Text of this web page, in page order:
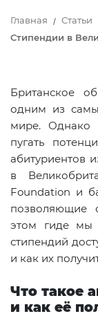
Главная
Статьи
Стипендии в
Британское
одним из
мире. Однако
пугать
абитуриентов
в
Foundation и
позволяющие
этом гиде мы
стипендий
и как их
Что такое
и как её